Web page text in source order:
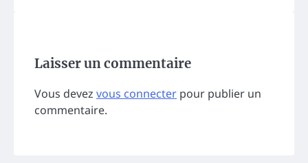
Laisser un commentaire
Vous devez vous connecter pour publier un
commentaire.